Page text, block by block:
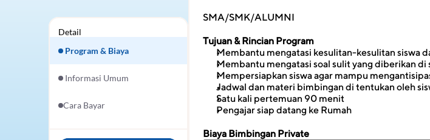
Detail
Program & Biaya
Informasi Umum
Cara Bayar
SMA/SMK/ALUMNI
Tujuan & Rincian Program
Membantu mengatasi kesulitan-kesulitan siswa
Membantu mengatasi soal sulit yang diberikan di
Mempersiapkan siswa agar mampu
Jadwal dan materi bimbingan di tentukan oleh
Satu kali pertemuan 90 menit
Pengajar siap datang ke Rumah
Biaya Bimbingan Private